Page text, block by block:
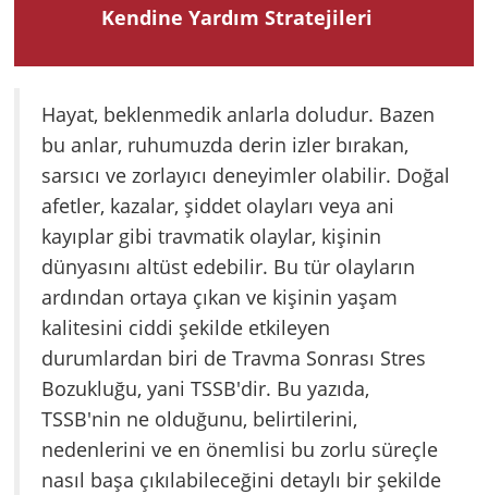
Kendine Yardım Stratejileri
Hayat, beklenmedik anlarla doludur. Bazen
bu anlar, ruhumuzda derin izler bırakan,
sarsıcı ve zorlayıcı deneyimler olabilir. Doğal
afetler, kazalar, şiddet olayları veya ani
kayıplar gibi travmatik olaylar, kişinin
dünyasını altüst edebilir. Bu tür olayların
ardından ortaya çıkan ve kişinin yaşam
kalitesini ciddi şekilde etkileyen
durumlardan biri de Travma Sonrası Stres
Bozukluğu, yani TSSB'dir. Bu yazıda,
TSSB'nin ne olduğunu, belirtilerini,
nedenlerini ve en önemlisi bu zorlu süreçle
nasıl başa çıkılabileceğini detaylı bir şekilde